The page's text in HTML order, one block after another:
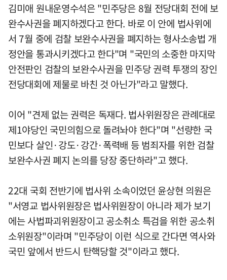
김미애 원내운영수석은 "민주당은 8월 전당대회 전에 보
완수사권을 폐지하겠다고 한다. 바로 이 안에 법사위에
서 7월 중에 검찰 보완수사권을 폐지하는 형사소송법 개
정안을 통과시키겠다고 한다"며 "국민의 소중한 마지막
안전판인 검찰의 보완수사권을 민주당 권력 투쟁의 장인
전당대회에 제물로 바친 것 아닌가"라고 말했다.
이어 "견제 없는 권력은 독재다. 법사위원장은 관례대로
제1야당인 국민의힘으로 돌려놔야 한다"며 "선량한 국
민보다 살인·강도·강간·폭력배 등 범죄자를 위한 검찰
보완수사권 폐지 논의를 당장 중단하라"고 했다.
22대 국회 전반기에 법사위 소속이었던 윤상현 의원은
"서영교 법사위원장은 법사위원장이 아니라 제가 보기
에는 사법파괴위원장이고 공소취소 특검을 위한 공소취
소위원장"이라며 "민주당이 이런 식으로 간다면 역사와
국민 앞에서 반드시 탄핵당할 것"이라고 했다.